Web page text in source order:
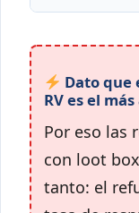
Dato que
RV es el
Por eso las
con loot
tanto: el